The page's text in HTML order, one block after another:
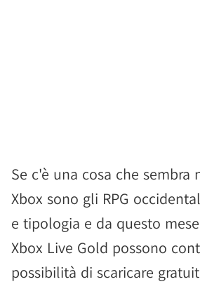
Se c'è una cosa che sembra
Xbox sono gli RPG
e tipologia e da questo
Xbox Live Gold possono
possibilità di scaricare